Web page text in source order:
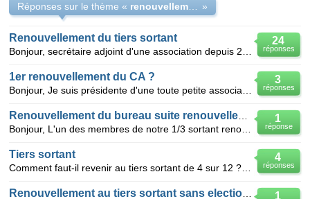
Réponses sur le thème « »
24
réponses
Renouvellement du tiers sortant
3
réponses
1er renouvellement du CA ?
1
réponse
4
réponses
Tiers sortant
1